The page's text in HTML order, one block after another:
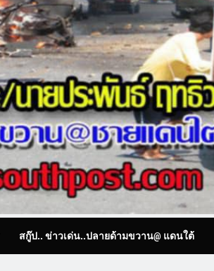
สกู๊ป.. ข่าวเด่น..ปลายด้ามขวาน@ แดนใต้